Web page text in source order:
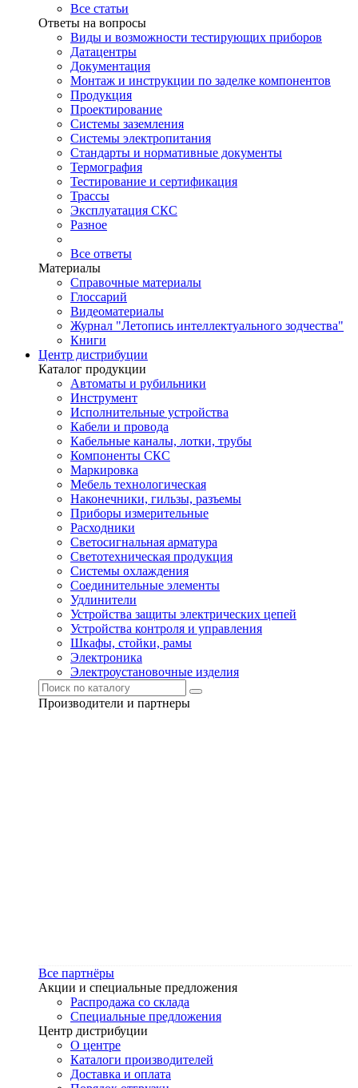
Все статьи
Ответы на вопросы
Виды и возможности тестирующих приборов
Датацентры
Документация
Монтаж и инструкции по заделке компонентов
Продукция
Проектирование
Системы заземления
Системы электропитания
Стандарты и нормативные документы
Термография
Тестирование и сертификация
Трассы
Эксплуатация СКС
Разное
Все ответы
Материалы
Справочные материалы
Глоссарий
Видеоматериалы
Журнал "Летопись интеллектуального зодчества"
Книги
Центр дистрибуции
Каталог продукции
Автоматы и рубильники
Инструмент
Исполнительные устройства
Кабели и провода
Кабельные каналы, лотки, трубы
Компоненты СКС
Маркировка
Мебель технологическая
Наконечники, гильзы, разъемы
Приборы измерительные
Расходники
Светосигнальная арматура
Светотехническая продукция
Системы охлаждения
Соединительные элементы
Удлинители
Устройства защиты электрических цепей
Устройства контроля и управления
Шкафы, стойки, рамы
Электроника
Электроустановочные изделия
Производители и партнеры
Все партнёры
Акции и специальные предложения
Распродажа со склада
Специальные предложения
Центр дистрибуции
О центре
Каталоги производителей
Доставка и оплата